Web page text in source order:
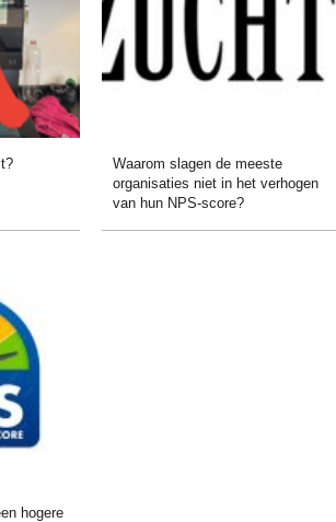
Waarom slagen de meeste
organisaties niet in het verhogen
van hun NPS-score?
hogere